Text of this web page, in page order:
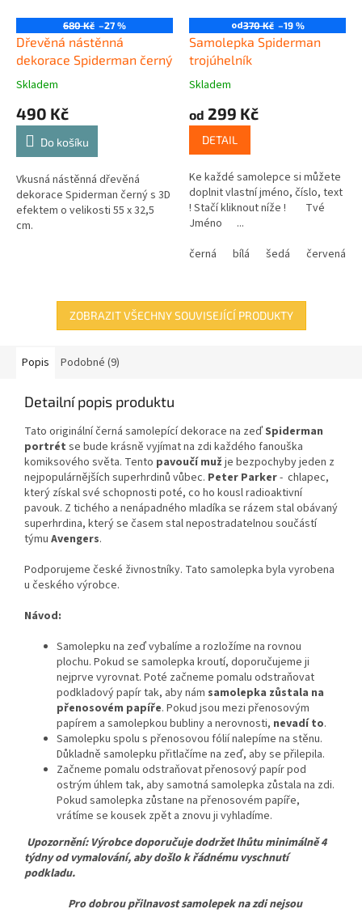
680 Kč –27 %
Dřevěná nástěnná
dekorace Spiderman černý
Skladem
490 Kč
Do košíku
Vkusná nástěnná dřevěná
dekorace Spiderman černý s 3D
efektem o velikosti 55 x 32,5
cm.
od370 Kč –19 %
Samolepka Spiderman
trojúhelník
Skladem
od 299 Kč
DETAIL
Ke každé samolepce si můžete
doplnit vlastní jméno, číslo, text
! Stačí kliknout níže ! Tvé
Jméno ...
černá
bílá šedá červená
ZOBRAZIT VŠECHNY SOUVISEJÍCÍ PRODUKTY
Popis Podobné (9)
Detailní popis produktu
Tato originální černá samolepící dekorace na zeďSpiderman
portrét se bude krásně vyjímat na zdi každého fanouška
komiksového světa. Tento pavoučí muž je bezpochyby jeden z
nejpopulárnějších superhrdinů vůbec. Peter Parker- chlapec,
který získal své schopnosti poté, co ho kousl radioaktivní
pavouk. Z tichého a nenápadného mladíka se rázem stal obávaný
superhrdina, který se časem stal nepostradatelnou součástí
týmu Avengers.
Podporujeme české živnostníky. Tato samolepka byla vyrobena
u českého výrobce.
Návod:
Samolepku na zeď vybalíme a rozložíme na rovnou
plochu. Pokud se samolepka kroutí, doporučujeme ji
nejprve vyrovnat. Poté začneme pomalu odstraňovat
podkladový papír tak, aby nám samolepka zůstala na
přenosovém papíře. Pokud jsou mezi přenosovým
papírem a samolepkou bubliny a nerovnosti, nevadí to.
Samolepku spolu s přenosovou fólií nalepíme na stěnu.
Důkladně samolepku přitlačíme na zeď, aby se přilepila.
Začneme pomalu odstraňovat přenosový papír pod
ostrým úhlem tak, aby samotná samolepka zůstala na zdi.
Pokud samolepka zůstane na přenosovém papíře,
vrátíme se kousek zpět a znovu ji vyhladíme.
Upozornění: Výrobce doporučuje dodržet lhůtu minimálně 4
týdny od vymalování, aby došlo k řádnému vyschnutí
podkladu.
Pro dobrou přilnavost samolepek na zdi nejsou